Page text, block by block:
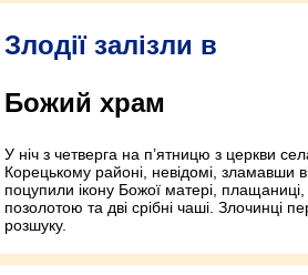
Злодії залізли в
Божий храм
У ніч з четверга на п’ятницю з церкви
Корецькому районі, невідомі, зламавши
поцупили ікону Божої матері, плащаниці,
позолотою та дві срібні чаші. Злочинці
розшуку.